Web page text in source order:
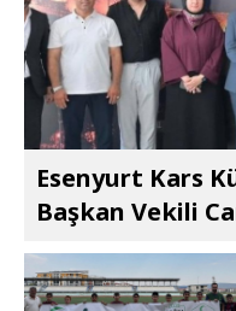
Esenyurt Kars
Başkan Vekili